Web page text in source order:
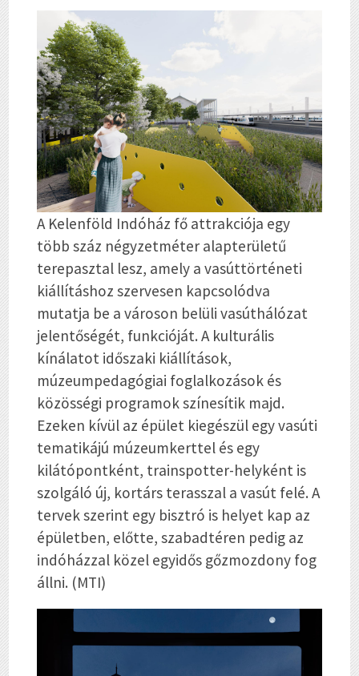
A Kelenföld Indóház fő attrakciója egy
több száz négyzetméter alapterületű
terepasztal lesz, amely a vasúttörténeti
kiállításhoz szervesen kapcsolódva
mutatja be a városon belüli vasúthálózat
jelentőségét, funkcióját. A kulturális
kínálatot időszaki kiállítások,
múzeumpedagógiai foglalkozások és
közösségi programok színesítik majd.
Ezeken kívül az épület kiegészül egy vasúti
tematikájú múzeumkerttel és egy
kilátópontként, trainspotter-helyként is
szolgáló új, kortárs terasszal a vasút felé. A
tervek szerint egy bisztró is helyet kap az
épületben, előtte, szabadtéren pedig az
indóházzal közel egyidős gőzmozdony fog
állni. (MTI)